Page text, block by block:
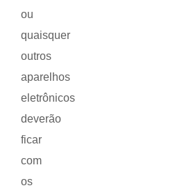
ou
quaisquer
outros
aparelhos
eletrônicos
deverão
ficar
com
os